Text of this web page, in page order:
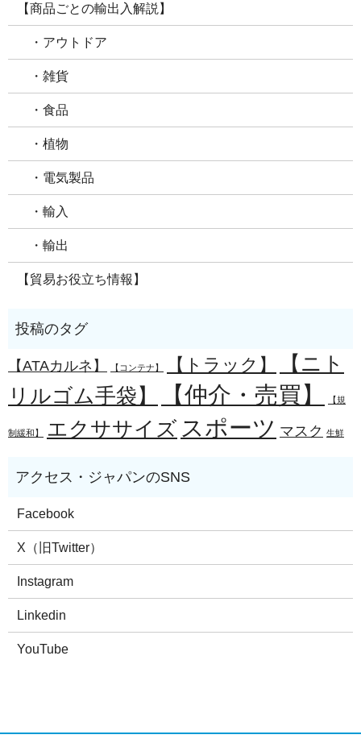
【商品ごとの輸出入解説】
・アウトドア
・雑貨
・食品
・植物
・電気製品
・輸入
・輸出
【貿易お役立ち情報】
【ATAカルネ】 【コンテナ】 【トラック】
【ニト
リルゴム手袋】
【仲介・売買】 【規
制緩和】 エクササイズ スポーツ マスク 生鮮
Facebook
X（旧Twitter）
Instagram
Linkedin
YouTube